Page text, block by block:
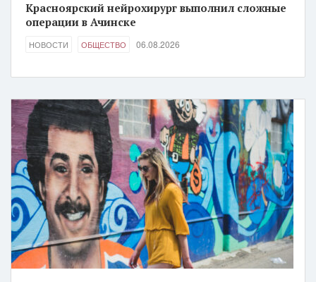
Красноярский нейрохирург выполнил сложные
операции в Ачинске
НОВОСТИ ОБЩЕСТВО 06.08.2026